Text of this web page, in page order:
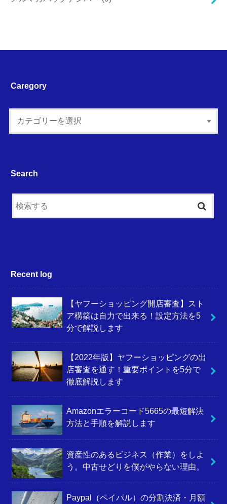
Caregory
Search
Recent log
【ヤフーショッピング開店審査】スト
ア構築は自力で出来る！設定方法を5
分で解説します
【2022年版】ヤフーショッピングの出
店審査を通す！重要ポイントを5分で
徹底解説します
Amazonエラーコード5665の最短解決
方法と手順を解説します
資産性のあるビジネス（作業）をしよ
う。中古せどりを僕がやらない理由。
Paypal（ペイパル）の分割決済・月額